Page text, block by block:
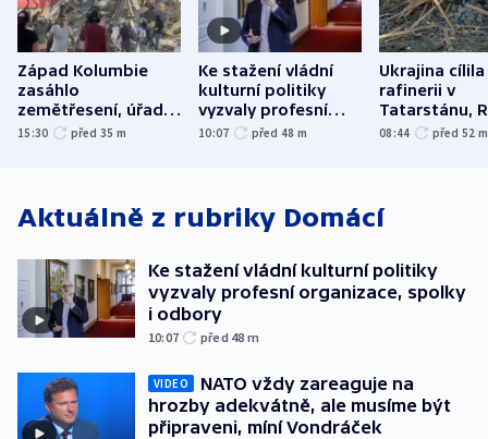
Západ Kolumbie
zasáhlo
zemětřesení, úřady
hlásí přes sto obětí
15:30 před 35 m
Ke stažení vládní
kulturní politiky
vyzvaly profesní
organizace, spolky i
10:07 před 48 m
Ukrajina cílila
rafinerii v
Tatarstánu,
útočilo na
08:44 před 52 m
Aktuálně z rubriky Domácí
Ke stažení vládní kulturní politiky
vyzvaly profesní organizace, spolky
i odbory
10:07 před 48 m
VIDEO
NATO vždy zareaguje na
hrozby adekvátně, ale musíme být
připraveni, míní Vondráček